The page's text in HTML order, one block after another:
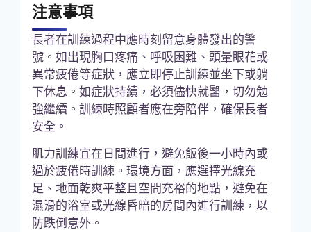
注意事項
長者在訓練過程中應時刻留意身體發出的警
號。如出現胸口疼痛、呼吸困難、頭暈眼花或
異常疲倦等症狀，應立即停止訓練並坐下或躺
下休息。如症狀持續，必須儘快就醫，切勿勉
強繼續。訓練時照顧者應在旁陪伴，確保長者
安全。
肌力訓練宜在日間進行，避免飯後一小時內或
過於疲倦時訓練。環境方面，應選擇光線充
足、地面乾爽平整且空間充裕的地點，避免在
濕滑的浴室或光線昏暗的房間內進行訓練，以
防跌倒意外。